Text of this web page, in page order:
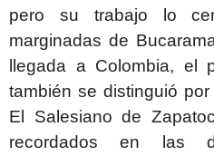
pero su trabajo lo
marginadas de
llegada a Colombia, el
también se distinguió
El Salesiano de
recordados en las